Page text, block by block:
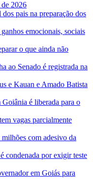
2026
pais na preparação dos
emocionais, sociais
o que ainda não
ao Senado é registrada na
e Kauan e Amado Batista
é liberada para o
vagas parcialmente
com adesivo da
condenada por exigir teste
em Goiás para